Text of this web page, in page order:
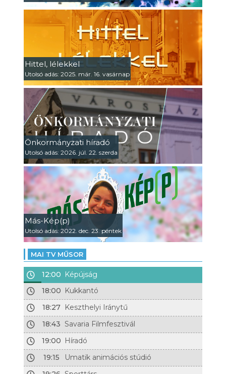
Hittel, lélekkel
Utolsó adás: 2025. már. 16. vasárnap
Önkormányzati híradó
Utolsó adás: 2026. júl. 22. szerda
Más-Kép(p)
Utolsó adás: 2022. dec. 23. péntek
MAI TV MŰSOR
12:00 Képújság
18:00 Kukkantó
18:27 Keszthelyi Iránytű
18:43 Savaria Filmfesztivál
19:00 Híradó
19:15
Umatik animációs stúdió